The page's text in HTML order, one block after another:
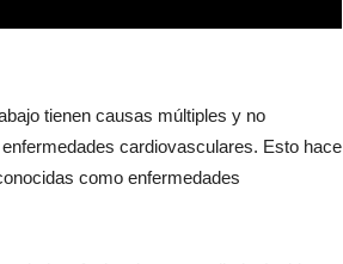
tienen causas múltiples y no
cardiovasculares. Esto hace
como enfermedades